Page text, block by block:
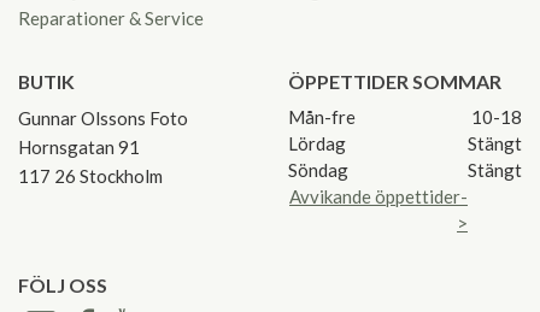
Reparationer & Service
BUTIK
Gunnar Olssons Foto
Hornsgatan 91
117 26 Stockholm
ÖPPETTIDER SOMMAR
Mån-fre
10-18
Lördag
Stängt
Söndag
Stängt
Avvikande öppettider-
>
FÖLJ OSS